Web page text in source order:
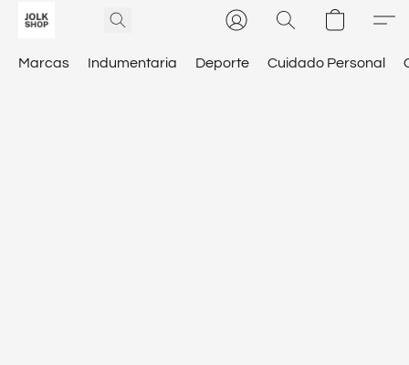
Marcas Indumentaria Deporte Cuidado Personal